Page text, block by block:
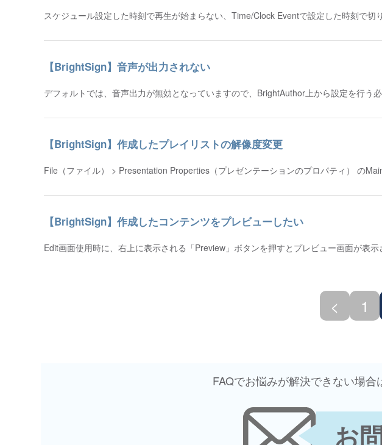
スケジュール設定した時刻で再生が始まらない、Time/Clock Eventで設定した時刻で
【BrightSign】音声が出力されない
デフォルトでは、音声出力が無効となっていますので、BrightAuthor上から設定を
【BrightSign】作成したプレイリストの解像度変更
File（ファイル） > Presentation Properties（プレゼンテーションのプロパティ） の
【BrightSign】作成したコンテンツをプレビューしたい
Edit画面使用時に、右上に表示される「Preview」ボタンを押すとプレビュー画面が
< 1
FAQでお悩みが解決できない場合
お